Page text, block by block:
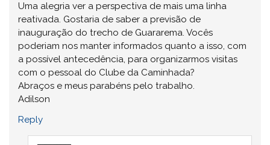
Uma alegria ver a perspectiva de mais uma linha
reativada. Gostaria de saber a previsão de
inauguração do trecho de Guararema. Vocês
poderiam nos manter informados quanto a isso, com
a possível antecedência, para organizarmos visitas
com o pessoal do Clube da Caminhada?
Abraços e meus parabéns pelo trabalho.
Adilson
Reply